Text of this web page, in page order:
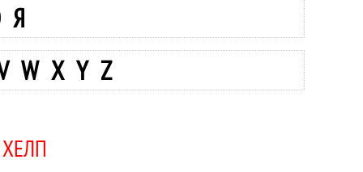
Я
W X Y Z
ХЕЛП